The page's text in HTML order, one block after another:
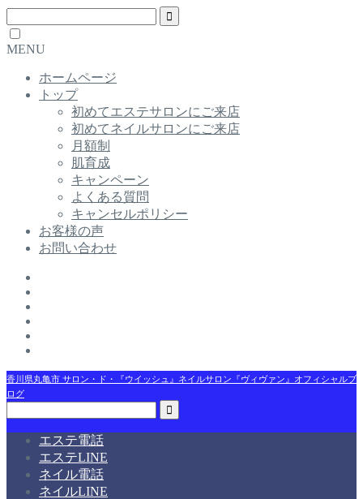
MENU
ホームページ
トップ
初めてエステサロンにご来店
初めてネイルサロンにご来店
月額制
肌育成
キャンペーン
よくある質問
キャンセルポリシー
お客様の声
お問い合わせ
香川県丸亀市 サロン・ド・『ウイッシュ』ネイルサロン『ヴィヴァン』オフィシャルブ
ログ
エステ電話
エステLINE
ネイル電話
ネイルLINE